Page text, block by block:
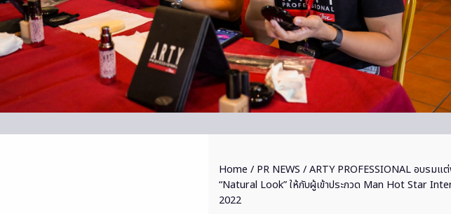
Home / PR NEWS / ARTY PROFESSIONAL อบรมแ
“Natural Look” ให้กับผู้เข้าประกวด Man Hot Star
2022